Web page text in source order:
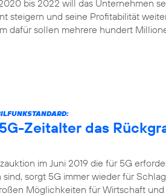
bis 2022 will das Unternehmen
steigern und seine Profitabilität
dafür sollen mehrere hundert
Zeitalter das
im Juni 2019 die für 5G
sorgt 5G immer wieder für
Möglichkeiten für Wirtschaft